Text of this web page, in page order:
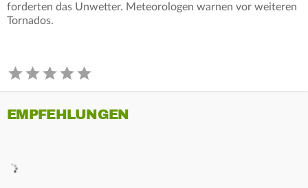
forderten das Unwetter. Meteorologen warnen vor weiteren
Tornados.
EMPFEHLUNGEN